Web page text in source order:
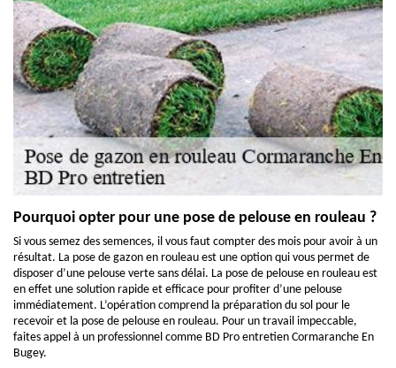
Pourquoi opter pour une pose de pelouse en rouleau ?
Si vous semez des semences, il vous faut compter des mois pour avoir à un
résultat. La pose de gazon en rouleau est une option qui vous permet de
disposer d’une pelouse verte sans délai. La pose de pelouse en rouleau est
en effet une solution rapide et efficace pour profiter d’une pelouse
immédiatement. L’opération comprend la préparation du sol pour le
recevoir et la pose de pelouse en rouleau. Pour un travail impeccable,
faites appel à un professionnel comme BD Pro entretien Cormaranche En
Bugey.